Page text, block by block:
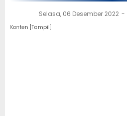
Selasa, 06 Desember 2022
Konten [Tampil]